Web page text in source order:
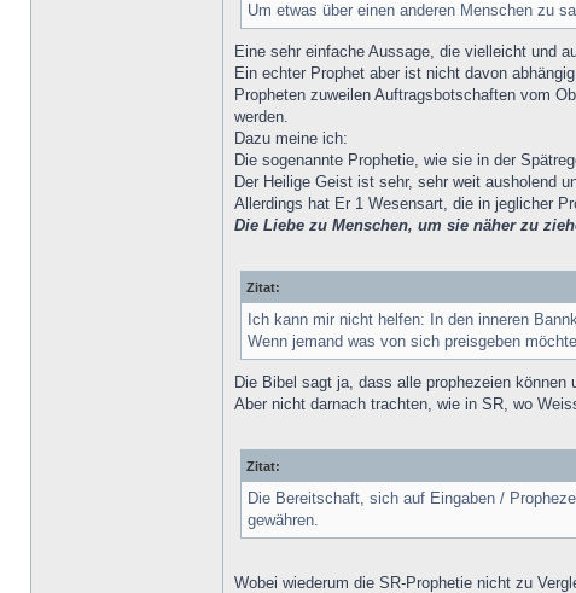
Um etwas über einen anderen Menschen zu
Eine sehr einfache Aussage, die vielleicht und
Ein echter Prophet aber ist nicht davon
Propheten zuweilen Auftragsbotschaften vom
werden.
Dazu meine ich:
Die sogenannte Prophetie, wie sie in der
Der Heilige Geist ist sehr, sehr weit ausholend
Allerdings hat Er 1 Wesensart, die in jeglicher
Die Liebe zu Menschen, um sie näher zu
Zitat:
Ich kann mir nicht helfen: In den inneren
Wenn jemand was von sich preisgeben
Die Bibel sagt ja, dass alle prophezeien
Aber nicht darnach trachten, wie in SR, wo
Zitat:
Die Bereitschaft, sich auf Eingaben /
gewähren.
Wobei wiederum die SR-Prophetie nicht zu